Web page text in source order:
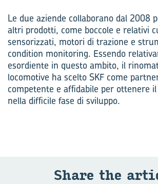
Le due aziende collaborano dal 2008
altri prodotti, come boccole e relativi
sensorizzati, motori di trazione e
condition monitoring. Essendo
esordiente in questo ambito, il
locomotive ha scelto SKF come
competente e affidabile per ottenere
nella difficile fase di sviluppo­.
Share the